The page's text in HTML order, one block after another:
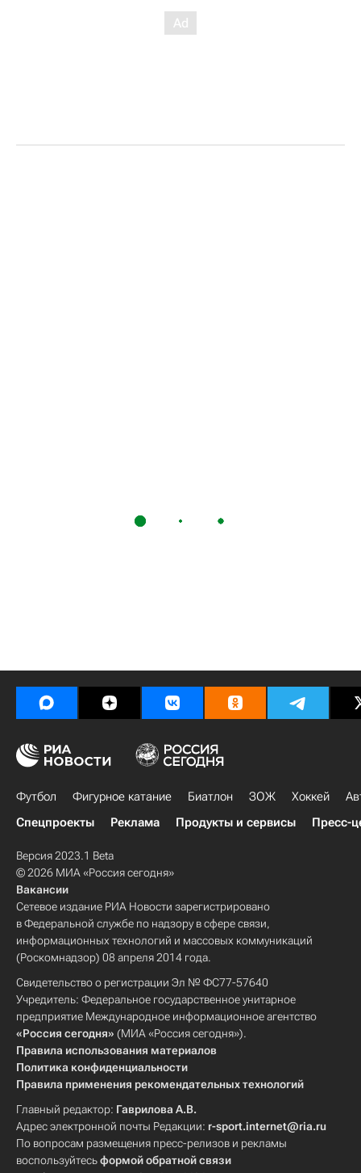
Футбол Фигурное катание Биатлон ЗОЖ Хоккей
Спецпроекты
Реклама Продукты и сервисы Пресс-
Версия 2023.1 Beta
© 2026 МИА «Россия сегодня»
Вакансии
Сетевое издание РИА Новости зарегистрировано
в Федеральной службе по надзору в сфере связи,
информационных технологий и массовых коммуникаций
(Роскомнадзор) 08 апреля 2014 года.
Свидетельство о регистрации Эл № ФС77-57640
Учредитель: Федеральное государственное унитарное
предприятие Международное информационное агентство
«Россия сегодня» (МИА «Россия сегодня»).
Правила использования материалов
Политика конфиденциальности
Правила применения рекомендательных технологий
Главный редактор: Гаврилова А.В.
Адрес электронной почты Редакции: r-sport.internet@ria.ru
По вопросам размещения пресс-релизов и рекламы
воспользуйтесьформой обратной связи